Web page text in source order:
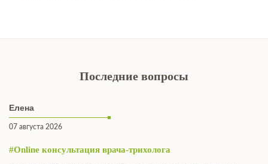
Последние вопросы
Елена
07 августа 2026
#Online консультация врача-трихолога